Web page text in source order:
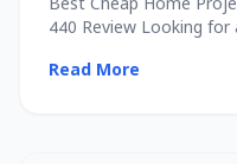
Best Cheap Home
440 Review
Read More